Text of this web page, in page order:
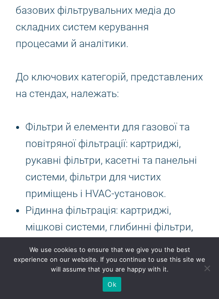
базових фільтрувальних медіа до
складних систем керування
процесами й аналітики.
До ключових категорій, представлених
на стендах, належать:
Фільтри й елементи для газової та
повітряної фільтрації: картриджі,
рукавні фільтри, касетні та панельні
системи, фільтри для чистих
приміщень і HVAC-установок.
Рідинна фільтрація: картриджі,
мішкові системи, глибинні фільтри,
й сітки для хімії, харчової
промисловості, фарми та
водопідготовки.
We use cookies to ensure that we give you the best
experience on our website. If you continue to use this site we
will assume that you are happy with it.
Ok